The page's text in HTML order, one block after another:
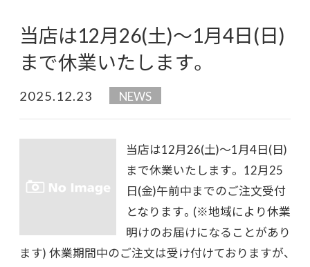
当店は12月26(土)～1月4日(日)
まで休業いたします。
2025.12.23 NEWS
当店は12月26(土)～1月4日(日)
まで休業いたします。 12月25
日(金)午前中までのご注文受付
となります。(※地域により休業
明けのお届けになることがあり
ます) 休業期間中のご注文は受け付けておりますが、